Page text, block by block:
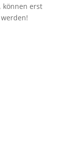
können erst